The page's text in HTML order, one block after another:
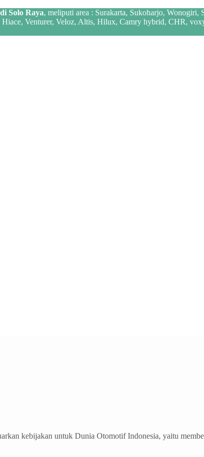
Solo Raya, meliputi area : Surakarta, Sukoharjo,
Venturer, Veloz, Altis, Hilux, Camry hybrid, CHR,
kebijakan untuk Dunia Otomotif Indonesia, yaitu